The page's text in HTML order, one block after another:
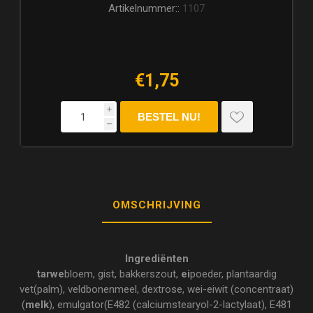
Artikelnummer:: 1107
€1,75
i
h
OMSCHRIJVING
Ingrediënten
tarwebloem, gist, bakkerszout, eipoeder, plantaardig
vet(palm), veldbonenmeel, dextrose, wei-eiwit (concentraat)
(melk), emulgator(E482 (calciumstearyol-2-lactylaat), E481